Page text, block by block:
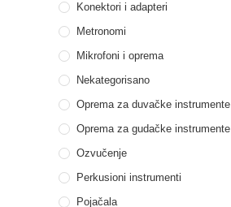
Konektori i adapteri
Metronomi
Mikrofoni i oprema
Nekategorisano
Oprema za duvačke instrumente
Oprema za gudačke instrumente
Ozvučenje
Perkusioni instrumenti
Pojačala